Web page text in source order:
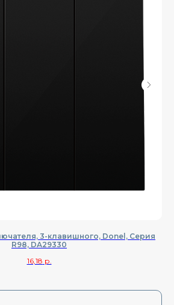
3-клавишного, Donel, Cерия
R98, DA29330
16,18 р.